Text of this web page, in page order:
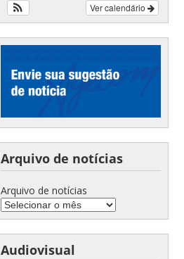
Ver calendário
Arquivo de notícias
Arquivo de notícias
Audiovisual